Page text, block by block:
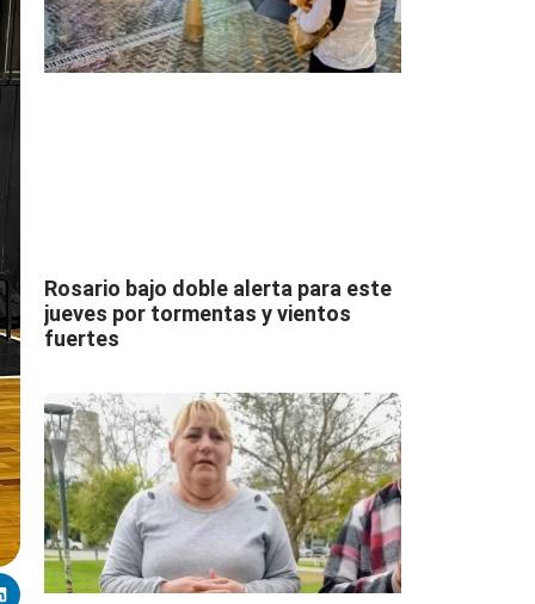
Rosario bajo doble alerta para este
jueves por tormentas y vientos
fuertes